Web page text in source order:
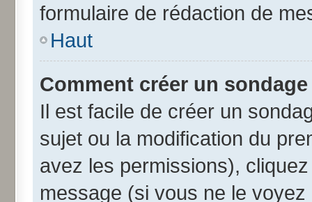
formulaire de rédaction de
Haut
Comment créer un
Il est facile de créer un
sujet ou la modification du
avez les permissions),
message (si vous ne le